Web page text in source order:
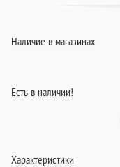
Наличие в магазинах
Есть в наличии!
Характеристики